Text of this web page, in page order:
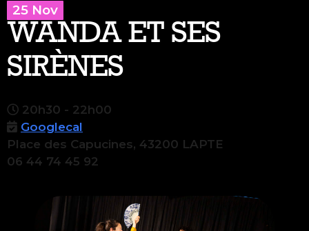
25 Nov
WANDA ET SES
SIRÈNES
20h30 - 22h00
Googlecal
Place des Capucines, 43200 LAPTE
06 44 74 45 92